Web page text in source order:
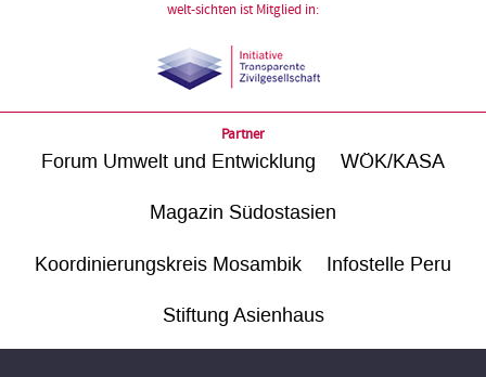
welt-sichten ist Mitglied in:
Partner
Forum Umwelt und Entwicklung WÖK/KASA
Magazin Südostasien
Koordinierungskreis Mosambik Infostelle Peru
Stiftung Asienhaus